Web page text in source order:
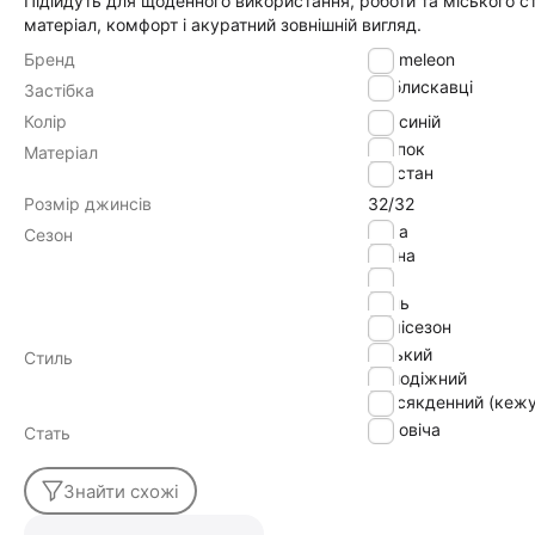
матеріал, комфорт і акуратний зовнішній вигляд.
Бренд
Chameleon
Застібка
на блискавці
Колір
синій
Матеріал
хлопок
эластан
Розмір джинсів
32/32
Сезон
зима
весна
літо
осінь
демісезон
Стиль
міський
молодіжний
повсякденний
Стать
Чоловіча
Знайти схожі